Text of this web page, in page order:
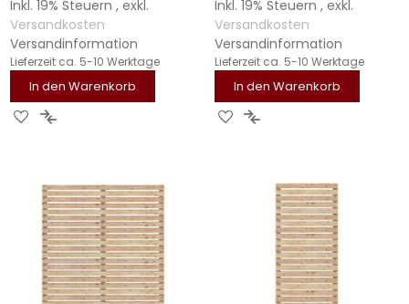
Inkl. 19% Steuern , exkl.
Versandkosten
Versandinformation
Lieferzeit ca. 5-10 Werktage
In den Warenkorb
ZURZUR
Inkl. 19% Steuern , exkl.
Versandkosten
Versandinformation
Lieferzeit ca. 5-10 Werktage
In den Warenkorb
ZURZUR